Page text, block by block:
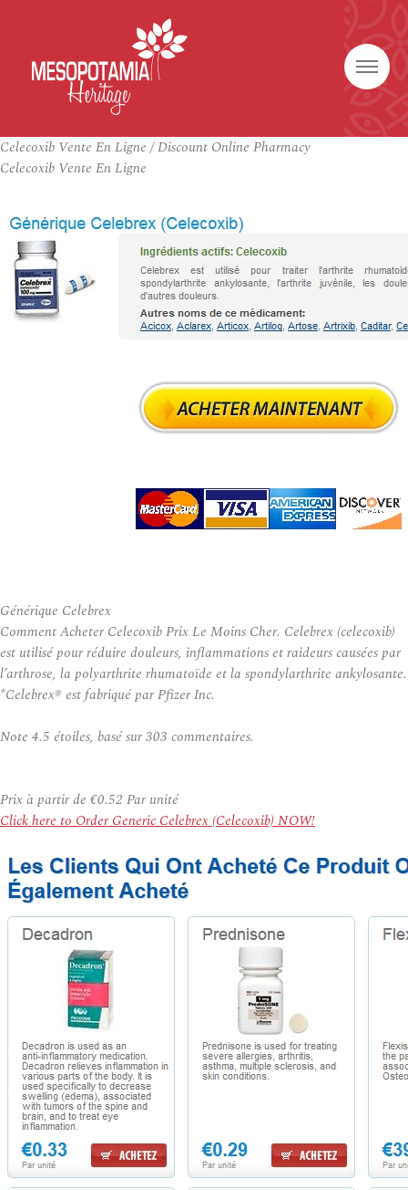
Celecoxib Vente En Ligne / Discount Online Pharmacy
Celecoxib Vente En Ligne
Générique Celebrex
Comment Acheter Celecoxib Prix Le Moins Cher. Celebrex (celecoxib)
est utilisé pour réduire douleurs, inflammations et raideurs causées par
l’arthrose, la polyarthrite rhumatoïde et la spondylarthrite ankylosante.
*Celebrex® est fabriqué par Pfizer Inc.
Note 4.5 étoiles, basé sur303 commentaires.
Prix à partir de €0.52 Par unité
Click here to Order Generic Celebrex (Celecoxib) NOW!